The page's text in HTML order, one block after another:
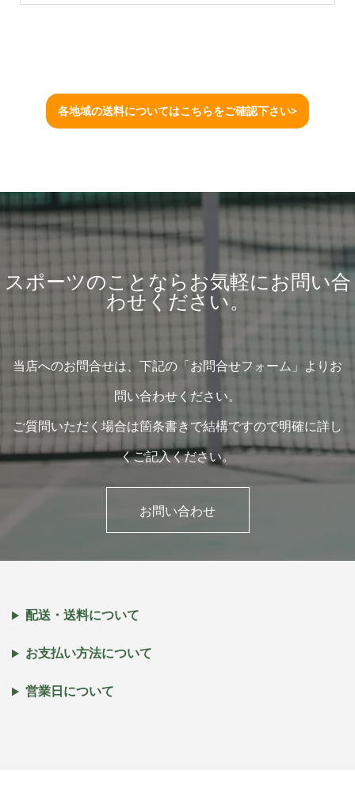
各地域の送料についてはこちらをご確認下さい>
スポーツのことならお気軽にお問い合
わせください。
当店へのお問合せは、下記の「お問合せフォーム」よりお
問い合わせください。
ご質問いただく場合は箇条書きで結構ですので明確に詳し
くご記入ください。
お問い合わせ
配送・送料について
お支払い方法について
営業日について